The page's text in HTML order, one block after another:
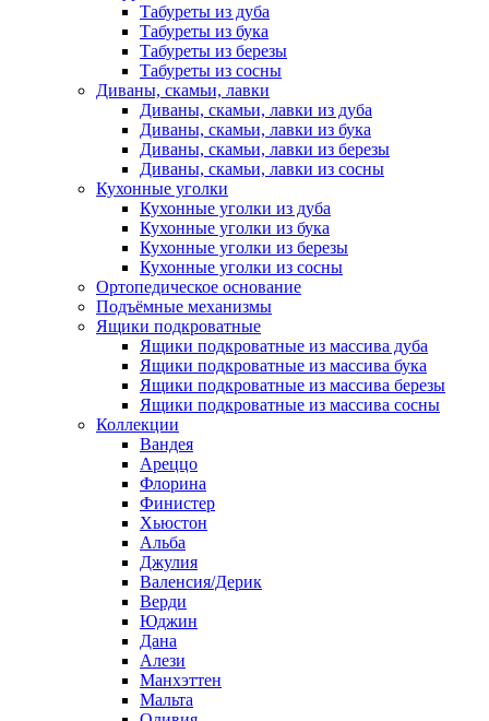
Табуреты из дуба
Табуреты из бука
Табуреты из березы
Табуреты из сосны
Диваны, скамьи, лавки
Диваны, скамьи, лавки из дуба
Диваны, скамьи, лавки из бука
Диваны, скамьи, лавки из березы
Диваны, скамьи, лавки из сосны
Кухонные уголки
Кухонные уголки из дуба
Кухонные уголки из бука
Кухонные уголки из березы
Кухонные уголки из сосны
Ортопедическое основание
Подъёмные механизмы
Ящики подкроватные
Ящики подкроватные из массива дуба
Ящики подкроватные из массива бука
Ящики подкроватные из массива березы
Ящики подкроватные из массива сосны
Коллекции
Вандея
Ареццо
Флорина
Финистер
Хьюстон
Альба
Джулия
Валенсия/Дерик
Верди
Юджин
Дана
Алези
Манхэттен
Мальта